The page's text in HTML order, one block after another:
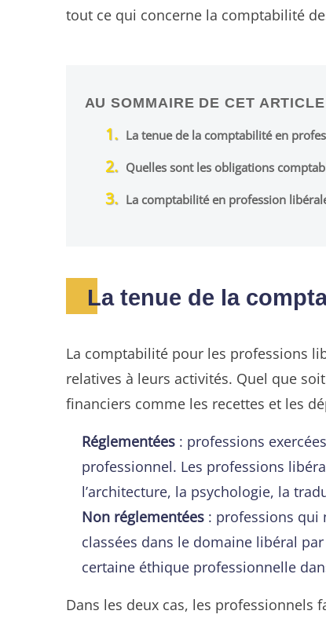
tout ce qui concerne la comptabilité
AU SOMMAIRE DE CET ARTICLE
La tenue de la comptabilité en
Quelles sont les obligations
La comptabilité en profession
La tenue de la
La comptabilité pour les professions
relatives à leurs activités. Quel que
financiers comme les recettes et les
Réglementées : professions
professionnel. Les professions
l’architecture, la psychologie, la
Non réglementées : professions qui
classées dans le domaine libéral
certaine éthique professionnelle
Dans les deux cas, les